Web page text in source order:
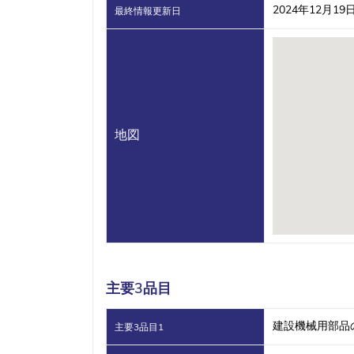
最終情報更新日 2024年12月19日
地図
主要3品目
主要3品目1 建設機械用部品